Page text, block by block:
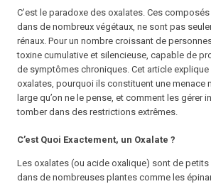
C’est le paradoxe des oxalates. Ces
dans de nombreux végétaux, ne sont pas
rénaux. Pour un nombre croissant de
toxine cumulative et silencieuse, capable de
de symptômes chroniques. Cet article
oxalates, pourquoi ils constituent une menace
large qu’on ne le pense, et comment les gérer
tomber dans des restrictions extrêmes.
C’est Quoi Exactement, un Oxalate ?
Les oxalates (ou acide oxalique) sont de
dans de nombreuses plantes comme les